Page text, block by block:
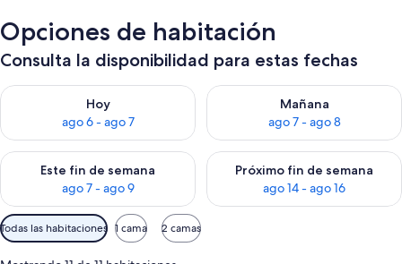
Opciones de habitación
Consulta la disponibilidad para estas fechas
Hoy
ago 6 - ago 7
Consulta la disponibilidad para hoy ago 6 - ago 7
Mañana
ago 7 - ago 8
Consulta la disponibilidad
Este fin de semana
ago 7 - ago 9
Consulta la disponibilidad para este fin de semana ago 7 -
Próximo fin de semana
ago 14 - ago 16
Consulta la disponibilidad
Filtros
disponibles
para
Todas las habitaciones 1 cama 2 camas